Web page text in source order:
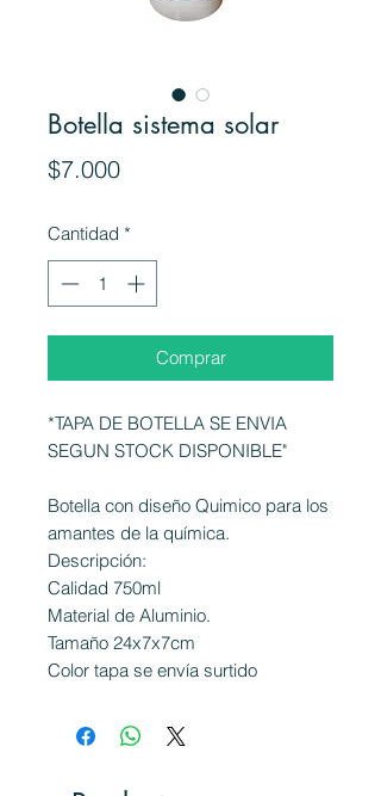
Botella sistema solar
$7.000Precio
Cantidad *
Comprar
*TAPA DE BOTELLA SE ENVIA
SEGUN STOCK DISPONIBLE"
Botella con diseño Quimico para los
amantes de la química.
Descripción:
Calidad 750ml
Material de Aluminio.
Tamaño 24x7x7cm
Color tapa se envía surtido